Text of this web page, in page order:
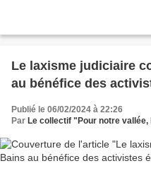
Le laxisme judiciaire
au bénéfice des
Publié le 06/02/2024 à 22:26
Par Le collectif "Pour notre